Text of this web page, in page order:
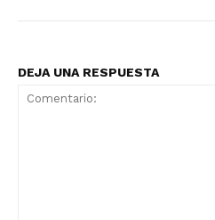
DEJA UNA RESPUESTA